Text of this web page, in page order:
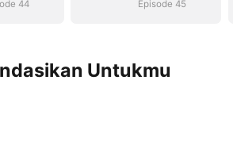
44
Episode 45
Untukmu